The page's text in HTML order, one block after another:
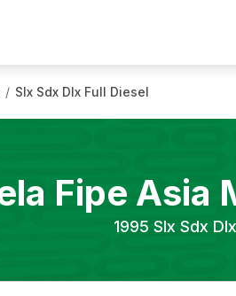
/ Slx Sdx Dlx Full Diesel
Fipe Asia
1995 Slx Sdx